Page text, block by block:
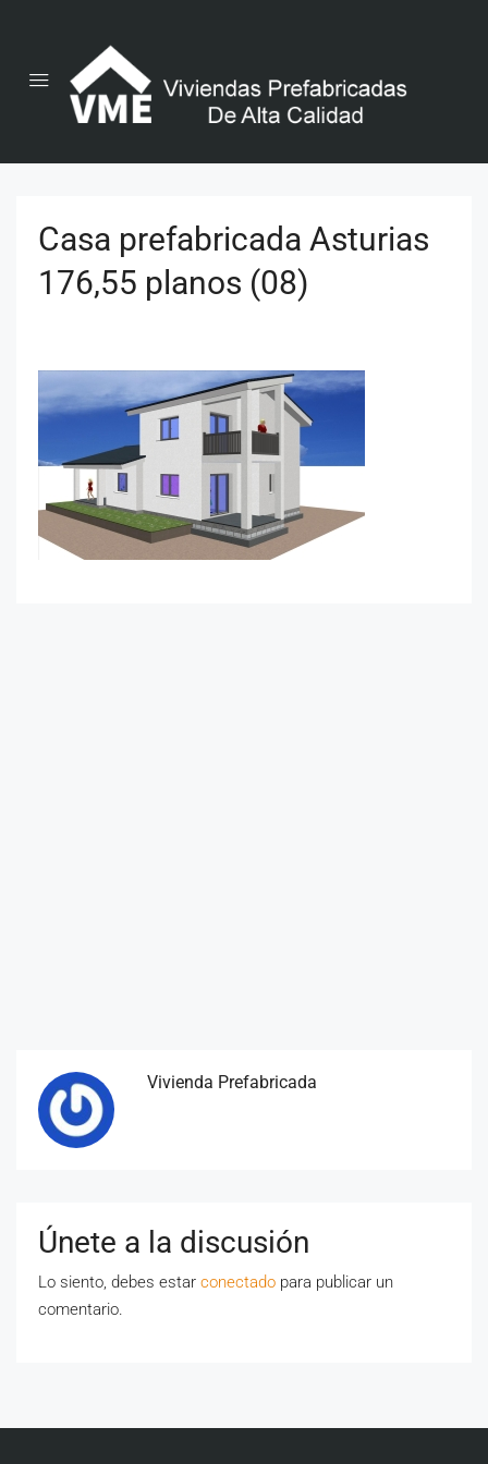
Casa prefabricada Asturias
176,55 planos (08)
Vivienda Prefabricada
Únete a la discusión
Lo siento, debes estar conectado para publicar un
comentario.